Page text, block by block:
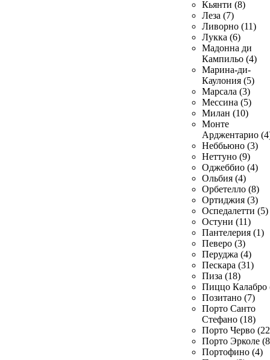
Кьянти (8)
Леза (7)
Ливорно (11)
Лукка (6)
Мадонна ди
Кампильо (4)
Марина-ди-
Каулония (5)
Марсала (3)
Мессина (5)
Милан (10)
Монте
Арджентарио
Неббьюно (3)
Неттуно (9)
Оджеббио (4)
Ольбия (4)
Орбетелло (8)
Ортиджия (3)
Оспедалетти (5)
Остуни (11)
Пантелерия (1)
Певеро (3)
Перуджа (4)
Пескара (31)
Пиза (18)
Пиццо Калабро
Позитано (7)
Порто Санто
Стефано (18)
Порто Черво
Порто Эрколе
Портофино (4)